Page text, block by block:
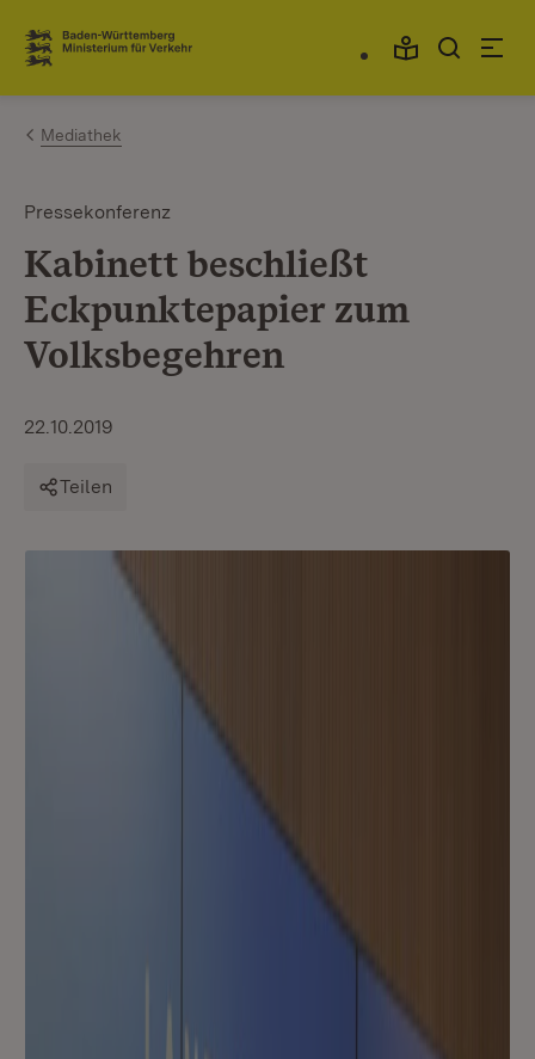
Zum Inhalt springen
Link zur Startseite
Mediathek
Pressekonferenz
Kabinett beschließt
Eckpunktepapier zum
Volksbegehren
22.10.2019
Teilen